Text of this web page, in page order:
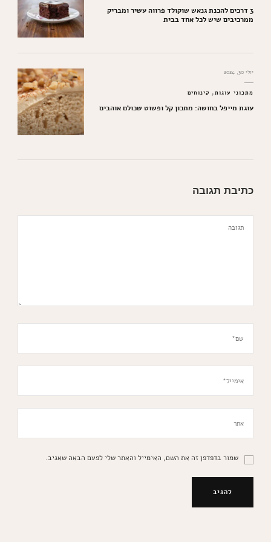
3 דרכים להכנת גנאש שוקולד פרווה עשיר ומבריק
ממרכיבים שיש לכל אחד בבית
יולי 30, 2024
מתכוני עוגות קינוחים
עוגת מייפל בחושה: מתכון קל ופשוט שכולם אוהבים
כתיבת תגובה
שמור בדפדפן זה את השם, האימייל והאתר שלי לפעם הבאה שאגיב.